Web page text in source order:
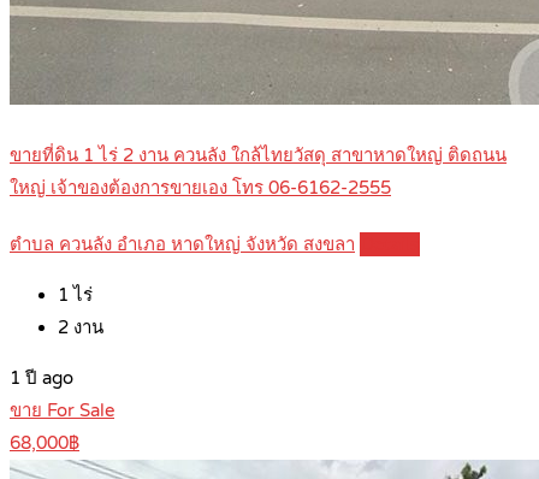
ขายที่ดิน 1 ไร่ 2 งาน ควนลัง ใกล้ไทยวัสดุ สาขาหาดใหญ่ ติดถนน
ใหญ่ เจ้าของต้องการขายเอง โทร 06-6162-2555
ตำบล ควนลัง อำเภอ หาดใหญ่ จังหวัด สงขลา
1 ไร่
2 งาน
1 ปี ago
ขาย For Sale
68,000฿